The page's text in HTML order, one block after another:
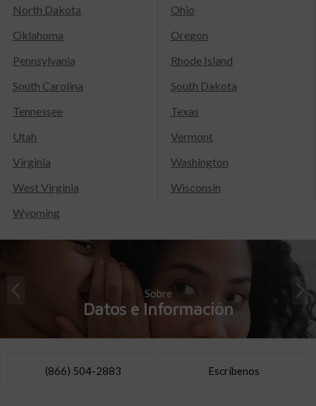
North Dakota
Ohio
Oklahoma
Oregon
Pennsylvania
Rhode Island
South Carolina
South Dakota
Tennessee
Texas
Utah
Vermont
Virginia
Washington
West Virginia
Wisconsin
Wyoming
Sobre
Datos e Información
(866) 504-2883 Escríbenos